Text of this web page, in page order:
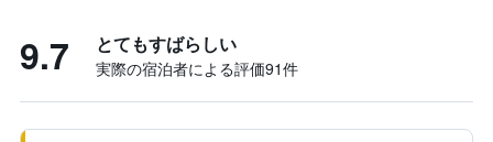
9.7 とてもすばらしい
実際の宿泊者による評価91​件